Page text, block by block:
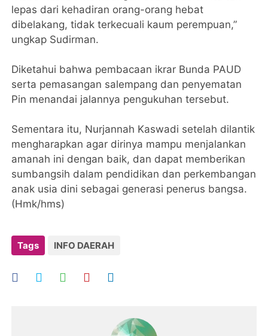
lepas dari kehadiran orang-orang hebat
dibelakang, tidak terkecuali kaum perempuan,”
ungkap Sudirman.
Diketahui bahwa pembacaan ikrar Bunda PAUD
serta pemasangan salempang dan penyematan
Pin menandai jalannya pengukuhan tersebut.
Sementara itu, Nurjannah Kaswadi setelah dilantik
mengharapkan agar dirinya mampu menjalankan
amanah ini dengan baik, dan dapat memberikan
sumbangsih dalam pendidikan dan perkembangan
anak usia dini sebagai generasi penerus bangsa.
(Hmk/hms)
Tags INFO DAERAH